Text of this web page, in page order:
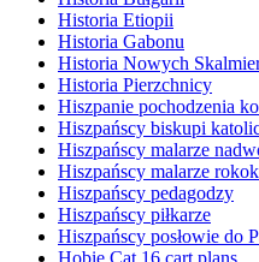
Historia Etiopii
Historia Gabonu
Historia Nowych
Historia Pierzchnicy
Hiszpanie pochodzenia
Hiszpańscy biskupi
Hiszpańscy malarze
Hiszpańscy malarze
Hiszpańscy pedagodzy
Hiszpańscy piłkarze
Hiszpańscy posłowie do
Hobie Cat 16 cart plans